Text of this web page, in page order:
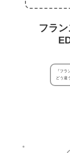
フラ
『フラ
どう違